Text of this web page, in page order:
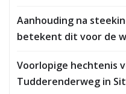
Aanhouding na
betekent dit voor de
Voorlopige hechtenis
Tudderenderweg in